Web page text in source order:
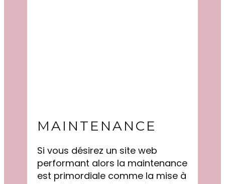
MAINTENANCE
Si vous désirez un site web
performant alors la maintenance
est primordiale comme la mise à